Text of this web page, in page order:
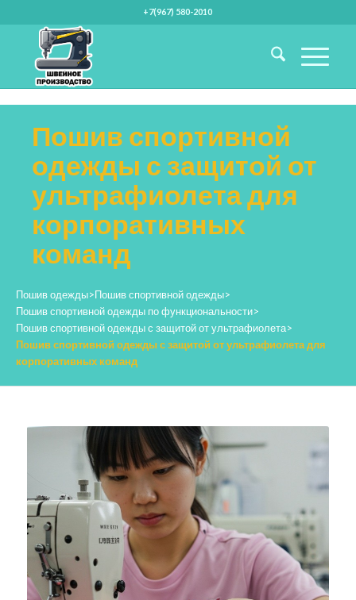
+7(967) 580-2010
Пошив спортивной
одежды с защитой от
ультрафиолета для
корпоративных
команд
Пошив одежды>Пошив спортивной одежды>
Пошив спортивной одежды по функциональности>
Пошив спортивной одежды с защитой от ультрафиолета>
Пошив спортивной одежды с защитой от ультрафиолета для
корпоративных команд